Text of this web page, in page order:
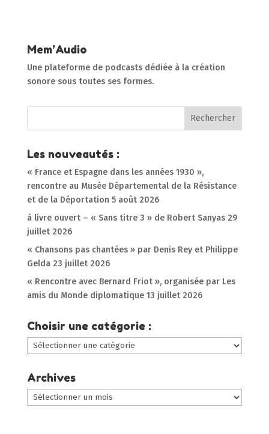
Mem’Audio
Une plateforme de podcasts dédiée à la création
sonore sous toutes ses formes.
Les nouveautés :
« France et Espagne dans les années 1930 »,
rencontre au Musée Départemental de la Résistance
et de la Déportation 5 août 2026
à livre ouvert – « Sans titre 3 » de Robert Sanyas 29
juillet 2026
« Chansons pas chantées » par Denis Rey et Philippe
Gelda 23 juillet 2026
« Rencontre avec Bernard Friot », organisée par Les
amis du Monde diplomatique 13 juillet 2026
Choisir une catégorie :
Choisir
une
catégorie
:
Archives
Archives